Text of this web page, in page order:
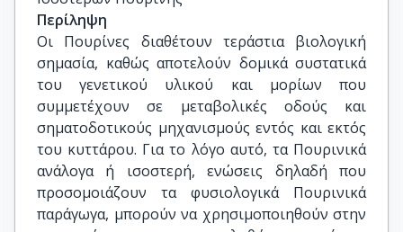
Περίληψη
Οι Πουρίνες διαθέτουν τεράστια βιολογική
σημασία, καθώς αποτελούν δομικά συστατικά
του γενετικού υλικού και μορίων που
συμμετέχουν σε μεταβολικές οδούς και
σηματοδοτικούς μηχανισμούς εντός και εκτός
του κυττάρου. Για το λόγο αυτό, τα Πουρινικά
ανάλογα ή ισοστερή, ενώσεις δηλαδή που
προσομοιάζουν τα φυσιολογικά Πουρινικά
παράγωγα, μπορούν να χρησιμοποιηθούν στην